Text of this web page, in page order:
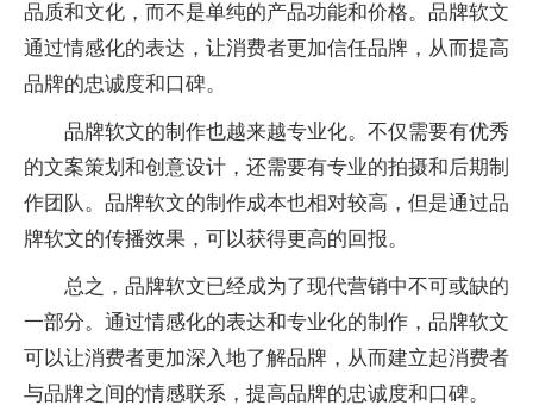
品质和文化，而不是单纯的产品功能和价格。品牌软文
通过情感化的表达，让消费者更加信任品牌，从而提高
品牌的忠诚度和口碑。
品牌软文的制作也越来越专业化。不仅需要有优秀
的文案策划和创意设计，还需要有专业的拍摄和后期制
作团队。品牌软文的制作成本也相对较高，但是通过品
牌软文的传播效果，可以获得更高的回报。
总之，品牌软文已经成为了现代营销中不可或缺的
一部分。通过情感化的表达和专业化的制作，品牌软文
可以让消费者更加深入地了解品牌，从而建立起消费者
与品牌之间的情感联系，提高品牌的忠诚度和口碑。